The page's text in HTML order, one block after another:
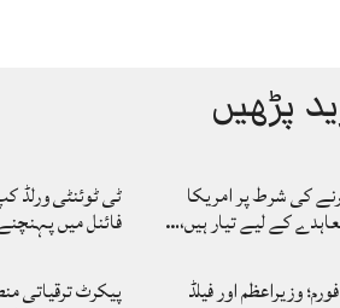
پڑھیں
ٹی ٹوئنٹی ورلڈ
فائنل میں
کی شرط پر امریکا
کے لیے تیار ہیں،…
پیکرٹ ترقیاتی
وزیراعظم اور فیلڈ